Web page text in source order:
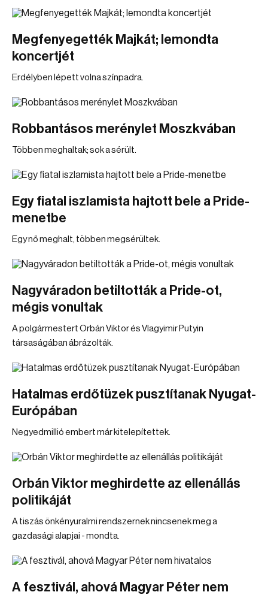
Megfenyegették Majkát; lemondta
koncertjét
Erdélyben lépett volna színpadra.
Robbantásos merénylet Moszkvában
Többen meghaltak; sok a sérült.
Egy fiatal iszlamista hajtott bele a Pride-
menetbe
Egy nő meghalt, többen megsérültek.
Nagyváradon betiltották a Pride-ot,
mégis vonultak
A polgármestert Orbán Viktor és Vlagyimir Putyin
társaságában ábrázolták.
Hatalmas erdőtüzek pusztítanak Nyugat-
Európában
Negyedmillió embert már kitelepítettek.
Orbán Viktor meghirdette az ellenállás
politikáját
A tiszás önkényuralmi rendszernek nincsenek meg a
gazdasági alapjai - mondta.
A fesztivál, ahová Magyar Péter nem